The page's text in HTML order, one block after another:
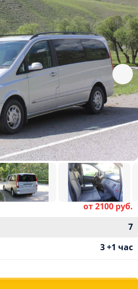
от 2100 руб.
7
3 +1 час